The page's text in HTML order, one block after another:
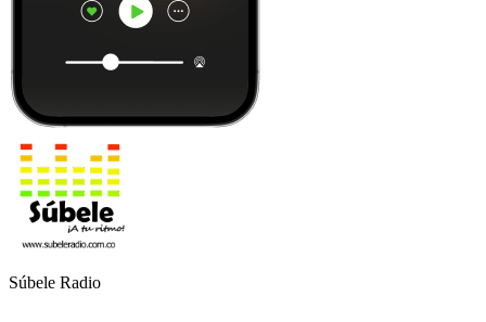
Súbele Radio